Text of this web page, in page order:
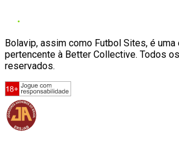
Bolavip, assim como Futbol Sites, é uma
pertencente à Better Collective. Todos
reservados.